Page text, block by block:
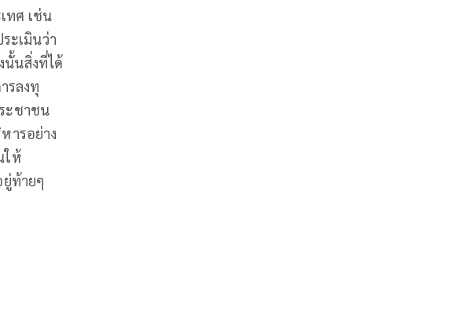
ทศ เช่น
ะเมินว่า
นั้นสิ่งที่ได้
รลงทุ
ะชาชน
ารอย่าง
ให้
ท้ายๆ